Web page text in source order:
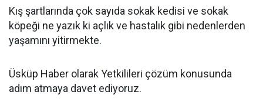
Kış şartlarında çok sayıda sokak kedisi ve sokak
köpeği ne yazık ki açlık ve hastalık gibi nedenlerden
yaşamını yitirmekte.
Üsküp Haber olarak Yetkilileri çözüm konusunda
adım atmaya davet ediyoruz.